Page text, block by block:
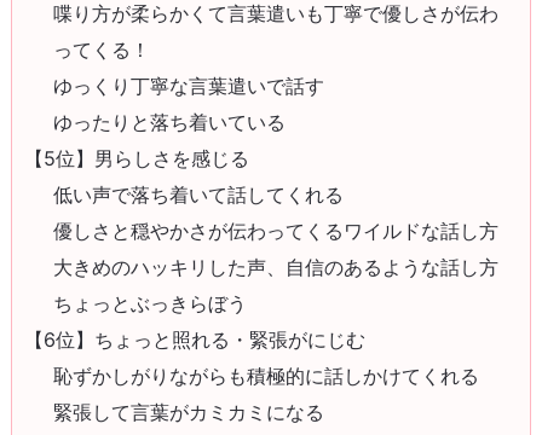
喋り方が柔らかくて言葉遣いも丁寧で優しさが伝わ
ってくる！
ゆっくり丁寧な言葉遣いで話す
ゆったりと落ち着いている
【5位】男らしさを感じる
低い声で落ち着いて話してくれる
優しさと穏やかさが伝わってくるワイルドな話し方
大きめのハッキリした声、自信のあるような話し方
ちょっとぶっきらぼう
【6位】ちょっと照れる・緊張がにじむ
恥ずかしがりながらも積極的に話しかけてくれる
緊張して言葉がカミカミになる